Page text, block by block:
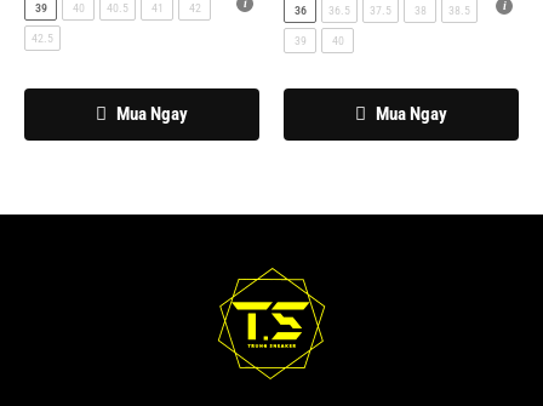
Mua Ngay
thể
được
chọn
trang
39 40 40.5 41 42
42.5
Mua Ngay
thể
được
chọn
trang
36 36.5 37.5 38 38.5
39 40